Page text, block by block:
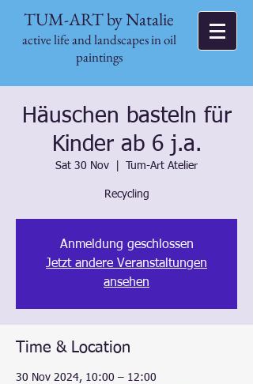
TUM-ART by Natalie
active life and landscapes in oil
paintings
Häuschen basteln für
Kinder ab 6 j.a.
Sat 30 Nov Tum-Art Atelier
Recycling
Anmeldung geschlossen
Jetzt andere Veranstaltungen
ansehen
Time & Location
30 Nov 2024, 10:00 – 12:00